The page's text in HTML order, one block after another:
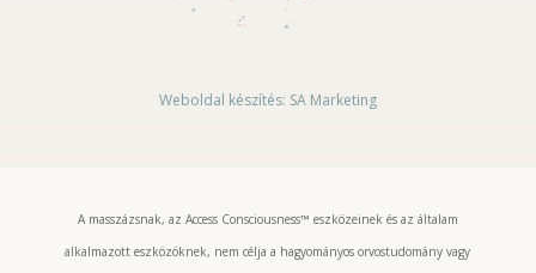
Weboldal készítés: SA Marketing
A masszázsnak, az Access Consciousness™ eszközeinek és az általam
alkalmazott eszközöknek, nem célja a hagyományos orvostudomány vagy